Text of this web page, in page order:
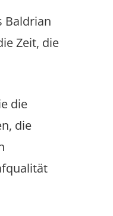
Baldrian
Zeit, die
die
die